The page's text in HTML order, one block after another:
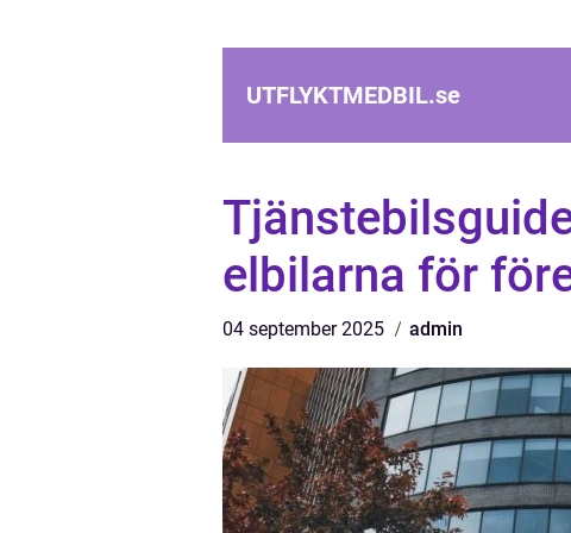
UTFLYKTMEDBIL.se
elbilarna för
04 september 2025 admin